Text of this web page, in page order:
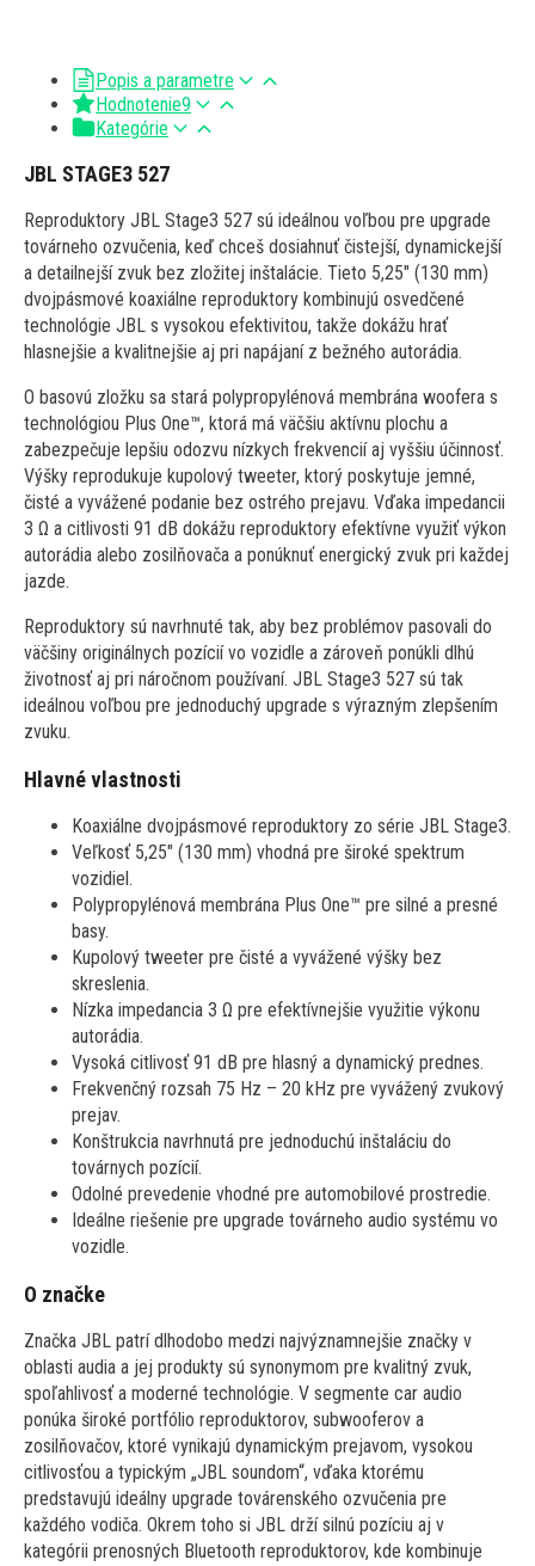
Popis a parametre
Hodnotenie9
Kategórie
JBL STAGE3 527
Reproduktory JBL Stage3 527 sú ideálnou voľbou pre upgrade
továrneho ozvučenia, keď chceš dosiahnuť čistejší, dynamickejší
a detailnejší zvuk bez zložitej inštalácie. Tieto 5,25" (130 mm)
dvojpásmové koaxiálne reproduktory kombinujú osvedčené
technológie JBL s vysokou efektivitou, takže dokážu hrať
hlasnejšie a kvalitnejšie aj pri napájaní z bežného autorádia.
O basovú zložku sa stará polypropylénová membrána woofera s
technológiou Plus One™, ktorá má väčšiu aktívnu plochu a
zabezpečuje lepšiu odozvu nízkych frekvencií aj vyššiu účinnosť.
Výšky reprodukuje kupolový tweeter, ktorý poskytuje jemné,
čisté a vyvážené podanie bez ostrého prejavu. Vďaka impedancii
3 Ω a citlivosti 91 dB dokážu reproduktory efektívne využiť výkon
autorádia alebo zosilňovača a ponúknuť energický zvuk pri každej
jazde.
Reproduktory sú navrhnuté tak, aby bez problémov pasovali do
väčšiny originálnych pozícií vo vozidle a zároveň ponúkli dlhú
životnosť aj pri náročnom používaní. JBL Stage3 527 sú tak
ideálnou voľbou pre jednoduchý upgrade s výrazným zlepšením
zvuku.
Hlavné vlastnosti
Koaxiálne dvojpásmové reproduktory zo série JBL Stage3.
Veľkosť 5,25" (130 mm) vhodná pre široké spektrum
vozidiel.
Polypropylénová membrána Plus One™ pre silné a presné
basy.
Kupolový tweeter pre čisté a vyvážené výšky bez
skreslenia.
Nízka impedancia 3 Ω pre efektívnejšie využitie výkonu
autorádia.
Vysoká citlivosť 91 dB pre hlasný a dynamický prednes.
Frekvenčný rozsah 75 Hz – 20 kHz pre vyvážený zvukový
prejav.
Konštrukcia navrhnutá pre jednoduchú inštaláciu do
továrnych pozícií.
Odolné prevedenie vhodné pre automobilové prostredie.
Ideálne riešenie pre upgrade továrneho audio systému vo
vozidle.
O značke
Značka JBL patrí dlhodobo medzi najvýznamnejšie značky v
oblasti audia a jej produkty sú synonymom pre kvalitný zvuk,
spoľahlivosť a moderné technológie. V segmente car audio
ponúka široké portfólio reproduktorov, subwooferov a
zosilňovačov, ktoré vynikajú dynamickým prejavom, vysokou
citlivosťou a typickým „JBL soundom“, vďaka ktorému
predstavujú ideálny upgrade továrenského ozvučenia pre
každého vodiča. Okrem toho si JBL drží silnú pozíciu aj v
kategórii prenosných Bluetooth reproduktorov, kde kombinuje